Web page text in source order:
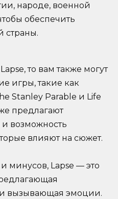
народе, военной
обеспечить
страны.
то вам также могут
игры, такие как
Stanley Parable и Life
предлагают
возможность
влияют на сюжет.
минусов, Lapse — это
вызывающая эмоции.